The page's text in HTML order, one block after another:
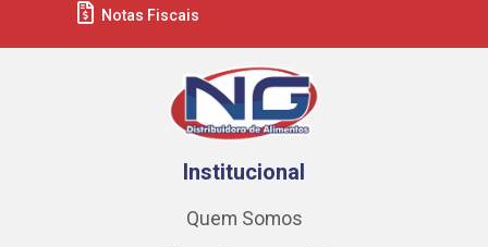
Notas Fiscais
Institucional
Quem Somos